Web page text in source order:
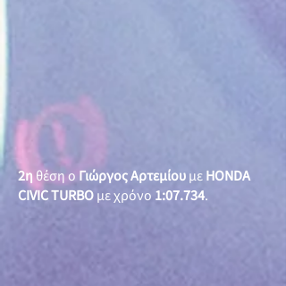
2ηθέση οΓιώργος ΑρτεμίουμεHONDA
CIVIC TURBOμε χρόνο 1:07.734.